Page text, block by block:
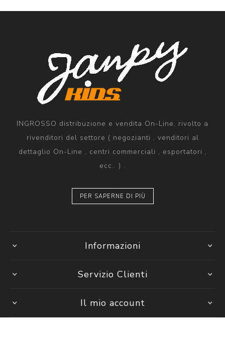
INGROSSO distribuzione e vendita On-Line, rivolto a
rivenditori del settore ( negozianti , venditori al
dettaglio On-Line , centri commerciali , esportatori ,
ecc.. ) .
PER SAPERNE DI PIÙ
Informazioni
Servizio Clienti
Il mio account